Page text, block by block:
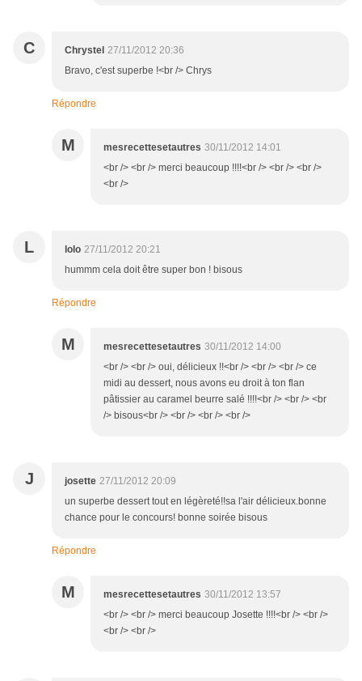
C Chrystel 27/11/2012 20:36
Bravo, c'est superbe !<br /> Chrys
Répondre
M mesrecettesetautres 30/11/2012 14:01
<br /> <br /> merci beaucoup !!!!<br /> <br /> <br />
<br />
L lolo 27/11/2012 20:21
hummm cela doit être super bon ! bisous
Répondre
M mesrecettesetautres 30/11/2012 14:00
<br /> <br /> oui, délicieux !!<br /> <br /> <br /> ce
midi au dessert, nous avons eu droit à ton flan
pâtissier au caramel beurre salé !!!!<br /> <br /> <br
/> bisous<br /> <br /> <br /> <br />
J josette 27/11/2012 20:09
un superbe dessert tout en légèreté!!sa l'air délicieux.bonne
chance pour le concours! bonne soirée bisous
Répondre
M mesrecettesetautres 30/11/2012 13:57
<br /> <br /> merci beaucoup Josette !!!!<br /> <br />
<br /> <br />